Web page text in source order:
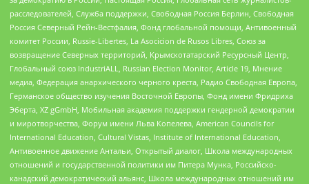
расследователей, Служба поддержки, Свободная Россия Берлин, Свободная
Россия Северный Рейн-Вестфалия, Фонд глобальной помощи, Антивоенный
комитет России, Russie-Libertes, La Asocicion de Rusos Libres, Союз за
возвращение Северных территорий, Крымскотатарский Ресурсный Центр,
Глобальный союз IndustriALL, Russian Election Monitor, Article 19, Мнение
медиа, Федерация анархического черного креста, Радио Свободная Европа,
Германское общество изучения Восточной Европы, Фонд имени Фридриха
Эберта, XZ gGmbH, Мобильная академия поддержки гендерной демократии
и миротворчества, Форум имени Льва Копелева, American Councils for
International Education, Cultural Vistas, Institute of International Education,
Антивоенное движение Антальи, Открытый диалог, Школа международных
отношений и государственной политики им Питера Мунка, Российско-
канадский демократический альянс, Школа международных отношений им